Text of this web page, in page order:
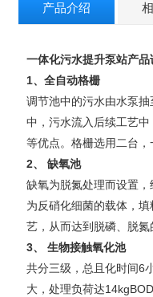
产品介绍
一体化污水提升泵站产品
1、全自动格栅
调节池中的污水由水泵
中，污水流入后续工艺
等优点。格栅选用二台，
2、 缺氧池
缺氧为脱氮处理而设置
为反硝化细菌的载体，
艺，从而达到脱磷、脱氮
3、 生物接触氧化池
共分三级，总且化时间6
大，处理负荷达